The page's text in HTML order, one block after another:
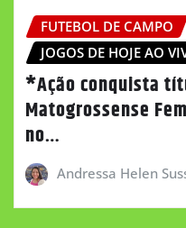
FUTEBOL DE CAMPO
JOGOS DE HOJE AO
*Ação conquista
Matogrossense
no…
Andressa Helen